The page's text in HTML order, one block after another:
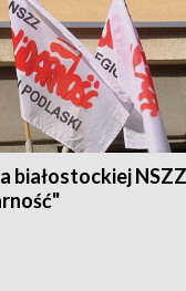
białostockiej NSZZ